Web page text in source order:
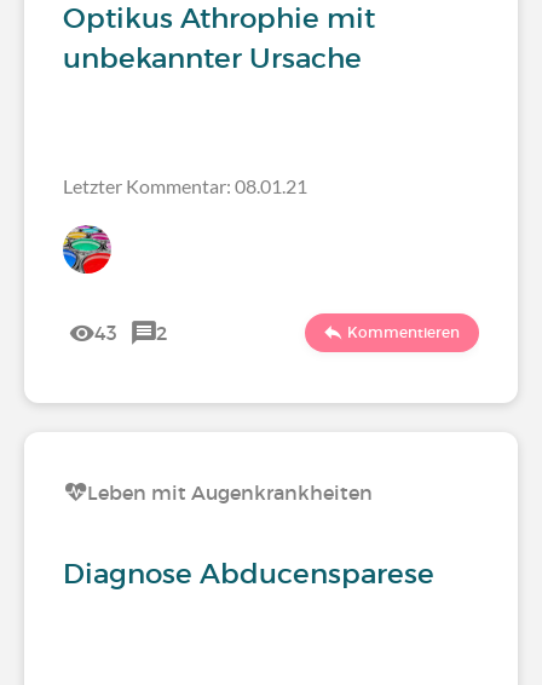
Optikus Athrophie mit
unbekannter Ursache
Letzter Kommentar: 08.01.21
43 2 Kommentieren
Leben mit Augenkrankheiten
Diagnose Abducensparese